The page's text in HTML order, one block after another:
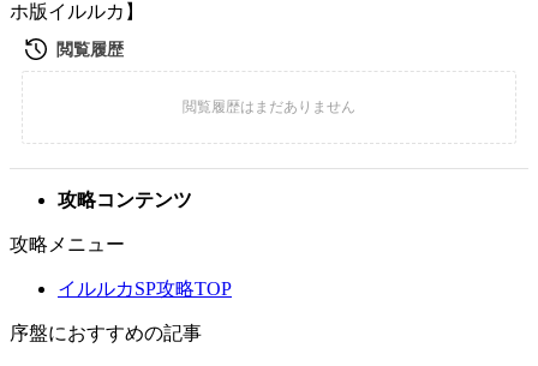
ホ版イルルカ】
攻略コンテンツ
攻略メニュー
イルルカSP攻略TOP
序盤におすすめの記事